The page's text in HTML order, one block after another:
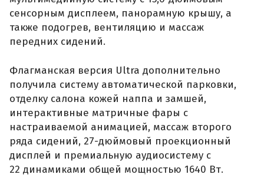
сенсорным дисплеем, панорамную крышу, а
также подогрев, вентиляцию и массаж
передних сидений.
Флагманская версия Ultra дополнительно
получила систему автоматической парковки,
отделку салона кожей наппа и замшей,
интерактивные матричные фары с
настраиваемой анимацией, массаж второго
ряда сидений, 27-дюймовый проекционный
дисплей и премиальную аудиосистему с
22 динамиками общей мощностью 1640 Вт.